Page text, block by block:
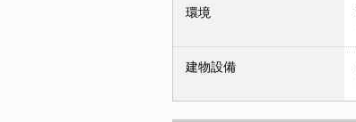
環境
建物設備